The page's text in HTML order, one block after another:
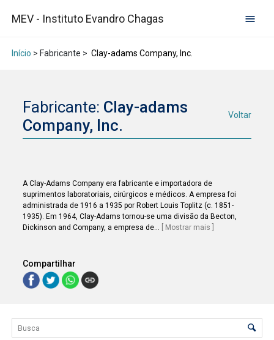
MEV - Instituto Evandro Chagas
Início > Fabricante > Clay-adams Company, Inc.
Fabricante: Clay-adams
Company, Inc.
Voltar
A Clay-Adams Company era fabricante e importadora de
suprimentos laboratoriais, cirúrgicos e médicos. A empresa foi
administrada de 1916 a 1935 por Robert Louis Toplitz (c. 1851-
1935). Em 1964, Clay-Adams tornou-se uma divisão da Becton,
Dickinson and Company, a empresa de... [ Mostrar mais ]
Compartilhar
Lista de itens
Controle de ordenação e visualização